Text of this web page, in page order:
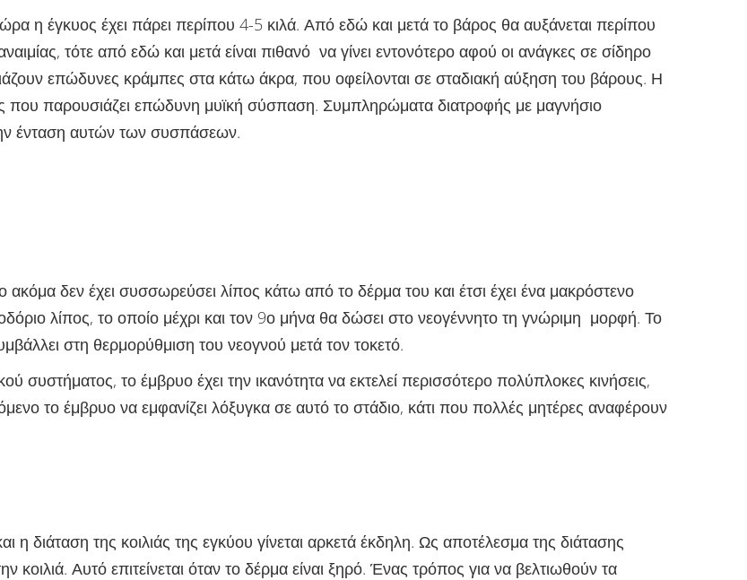
η έγκυος έχει πάρει περίπου 4-5 κιλά. Από εδώ και μετά το βάρος θα αυξάνεται περίπου
τότε από εδώ και μετά είναι πιθανό να γίνει εντονότερο αφού οι ανάγκες σε σίδηρο
επώδυνες κράμπες στα κάτω άκρα, που οφείλονται σε σταδιακή αύξηση του βάρους. Η
που παρουσιάζει επώδυνη μυϊκή σύσπαση. Συμπληρώματα διατροφής με μαγνήσιο
ένταση αυτών των συσπάσεων.
ακόμα δεν έχει συσσωρεύσει λίπος κάτω από το δέρμα του και έτσι έχει ένα μακρόστενο
λίπος, το οποίο μέχρι και τον 9ο μήνα θα δώσει στο νεογέννητο τη γνώριμη μορφή. Το
στη θερμορύθμιση του νεογνού μετά τον τοκετό.
συστήματος, το έμβρυο έχει την ικανότητα να εκτελεί περισσότερο πολύπλοκες κινήσεις,
το έμβρυο να εμφανίζει λόξυγκα σε αυτό το στάδιο, κάτι που πολλές μητέρες αναφέρουν
διάταση της κοιλιάς της εγκύου γίνεται αρκετά έκδηλη. Ως αποτέλεσμα της διάτασης
Αυτό επιτείνεται όταν το δέρμα είναι ξηρό. Ένας τρόπος για να βελτιωθούν τα